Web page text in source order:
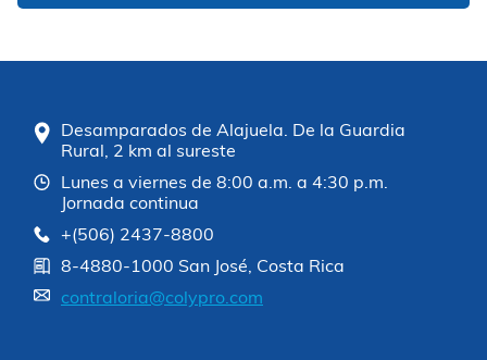
Desamparados de Alajuela. De la Guardia
Rural, 2 km al sureste
Lunes a viernes de 8:00 a.m. a 4:30 p.m.
Jornada continua
+(506) 2437-8800
8-4880-1000 San José, Costa Rica
contraloria@colypro.com